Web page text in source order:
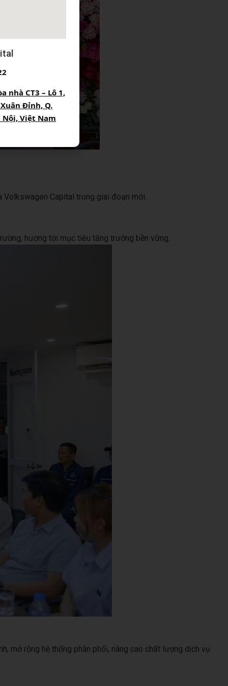
Capital trong giai đoạn mới.
hướng tới mục tiêu tăng trưởng bền vững.
mở rộng hệ thống phân phối, nâng cao chất lượng dịch vụ
nhà CT3 – Lô 1,
Đỉnh, Q.
Nội, Việt Nam